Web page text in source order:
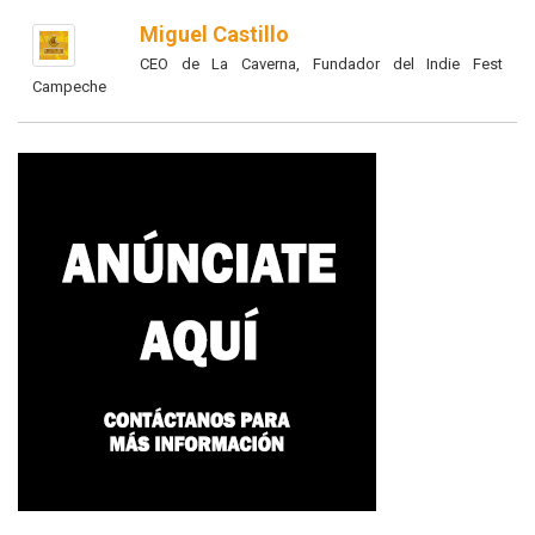
Miguel Castillo
CEO de La Caverna, Fundador del Indie Fest
Campeche